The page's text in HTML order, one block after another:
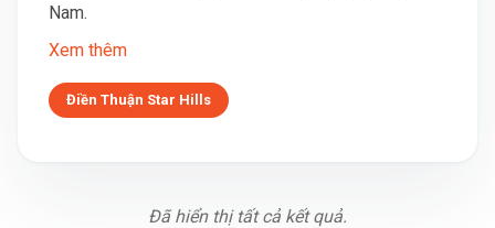
Nam.
Xem thêm
Điền Thuận Star Hills
Đã hiển thị tất cả kết quả.